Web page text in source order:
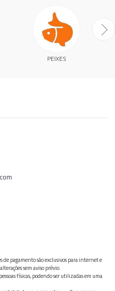
PEIXES
de pagamento são exclusivos para internet e
sem aviso prévio.
físicas, podendo ser utilizadas em uma